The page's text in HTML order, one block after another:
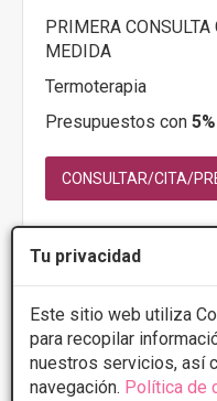
Tu privacidad
Este sitio web utiliza
para recopilar
nuestros servicios, así
navegación. Política de
PRIMERA
MEDIDA
Termoterapia
Presupuestos con
CONSULTAR/CITA/
Lunes
10:00 -
Martes
Viernes
10:00 -
Más información